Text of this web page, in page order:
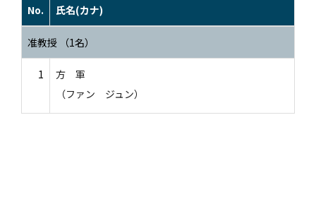
No. 氏名(カナ)
准教授 （1名）
1
方 軍
（ファン ジュン）